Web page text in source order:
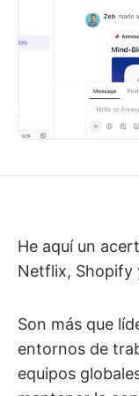
He aquí un
Netflix, Shopify
Son más que
entornos de
equipos